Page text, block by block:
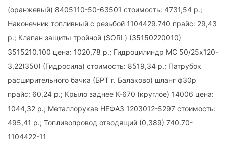
(оранжевый) 8405110-50-63501 стоимость: 4731,54 р.;
Наконечник топливный с резьбой 1104429.740 прайс: 29,43
р.; Клапан защиты тройной (SORL) (35150220010)
3515210.100 цена: 1020,78 р.; Гидроцилиндр МС 50/25х120-
3,22(350) (Гидросила) стоимость: 8519,34 р.; Патрубок
расширительного бачка (БРТ г. Балаково) шланг ф30р
прайс: 60,24 р.; Крыло заднее К-670 (круглое) 14006 цена:
1044,32 р.; Металлорукав НЕФАЗ 1203012-5297 стоимость:
495,41 р.; Топливопровод отводящий (0,389) 740.70-
1104422-11